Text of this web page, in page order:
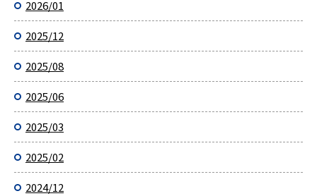
2026/01
2025/12
2025/08
2025/06
2025/03
2025/02
2024/12